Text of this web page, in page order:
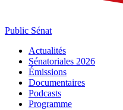
Public Sénat
Actualités
Sénatoriales 2026
Émissions
Documentaires
Podcasts
Programme